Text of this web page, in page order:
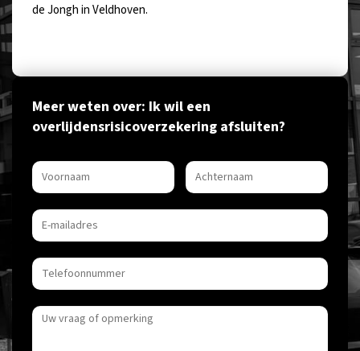
de Jongh in Veldhoven.
Meer weten over: Ik wil een
overlijdensrisicoverzekering afsluiten?